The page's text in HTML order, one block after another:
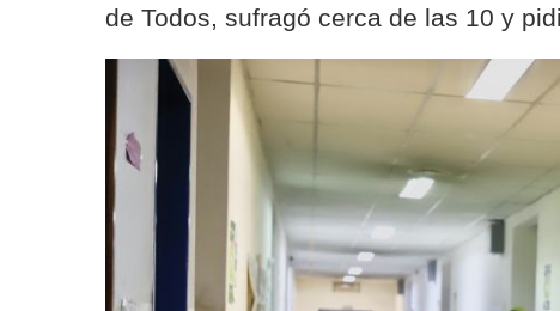
de Todos, sufragó cerca de las 10 y